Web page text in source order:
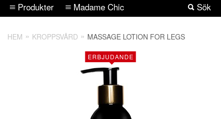
Sök
Produkter Madame Chic
HEM KROPPSVÅRD MASSAGE LOTION FOR LEGS
ERBJUDANDE